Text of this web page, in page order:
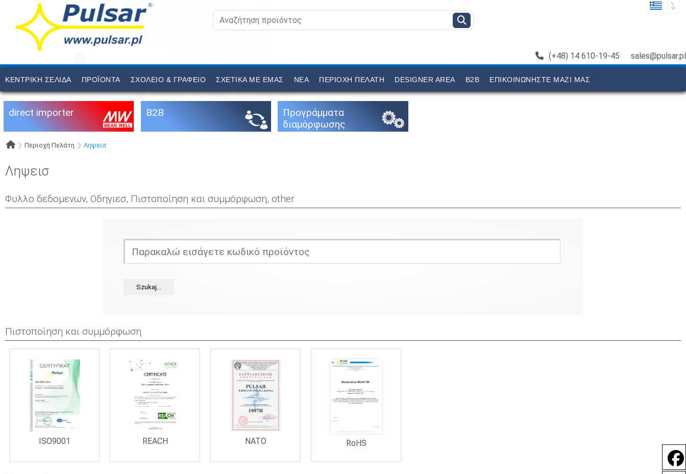
(+48) 14 610-19-45 sales@pulsar.pl
ΚΕΝΤΡΙΚΉ ΣΕΛΊΔΑ ΠΡΟΪΟΝΤΑ ΣΧΟΛΕΙΟ & ΓΡΑΦΕΙΟ ΣΧΕΤΙΚΆ ΜΕ ΕΜΆΣ ΝΕΑ ΠΕΡΙΟΧΉ ΠΕΛΆΤΗ DESIGNER AREA B2B ΕΠΙΚΟΙΝΩΝΉΣΤΕ ΜΑΖΊ ΜΑΣ
direct importer B2B
Προγράμματα
διαμόρφωσης
Περιοχή Πελάτη Ληψεισ
Ληψεισ
Φυλλο δεδομενων, Οδηγιεσ, Πιστοποίηση και συμμόρφωση, other
Πιστοποίηση και συμμόρφωση
ISO9001 REACH NATO RoHS